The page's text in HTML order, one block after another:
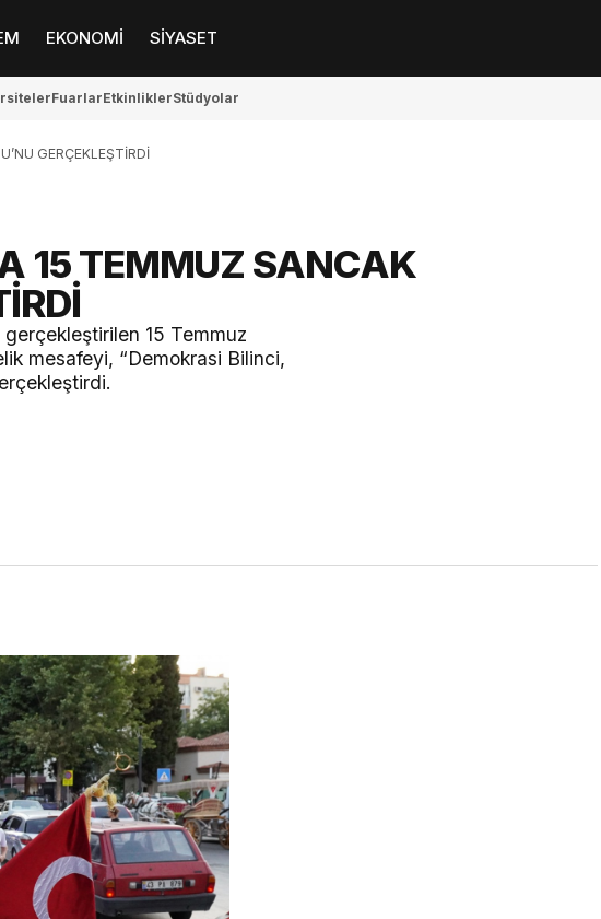
EKONOMİ SİYASET
FuarlarEtkinliklerStüdyolar
GERÇEKLEŞTİRDİ
15 TEMMUZ SANCAK
15 Temmuz
mesafeyi, “Demokrasi Bilinci,